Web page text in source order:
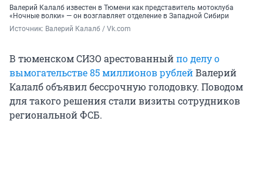
Валерий Калалб известен в Тюмени как представитель мотоклуба
«Ночные волки» — он возглавляет отделение в Западной Сибири
Источник: Валерий Калалб / Vk.com
В тюменском СИЗО арестованныйпо делу о
вымогательстве 85 миллионов рублейВалерий
Калалб объявил бессрочную голодовку. Поводом
для такого решения стали визиты сотрудников
региональной ФСБ.